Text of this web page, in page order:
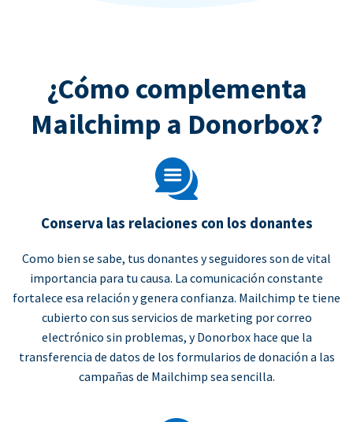
¿Cómo complementa
Mailchimp a Donorbox?
Conserva las relaciones con los donantes
Como bien se sabe, tus donantes y seguidores son de vital
importancia para tu causa. La comunicación constante
fortalece esa relación y genera confianza. Mailchimp te tiene
cubierto con sus servicios de marketing por correo
electrónico sin problemas, y Donorbox hace que la
transferencia de datos de los formularios de donación a las
campañas de Mailchimp sea sencilla.